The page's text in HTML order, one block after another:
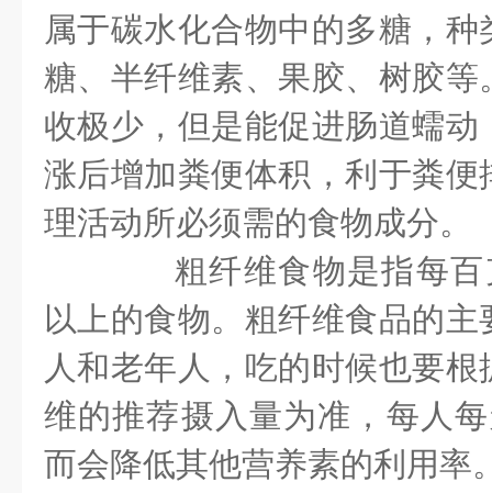
属于碳水化合物中的多糖，
糖、半纤维素、果胶、树胶
收极少，但是能促进肠道蠕
涨后增加粪便体积，利于粪
理活动所必须需的食物成分。
粗纤维食物是指每百
以上的食物。粗纤维食品的
人和老年人，吃的时候也要
维的推荐摄入量为准，每人
而会降低其他营养素的利用率